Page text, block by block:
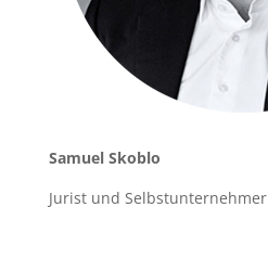
Samuel Skoblo
Jurist und Selbstunternehmer